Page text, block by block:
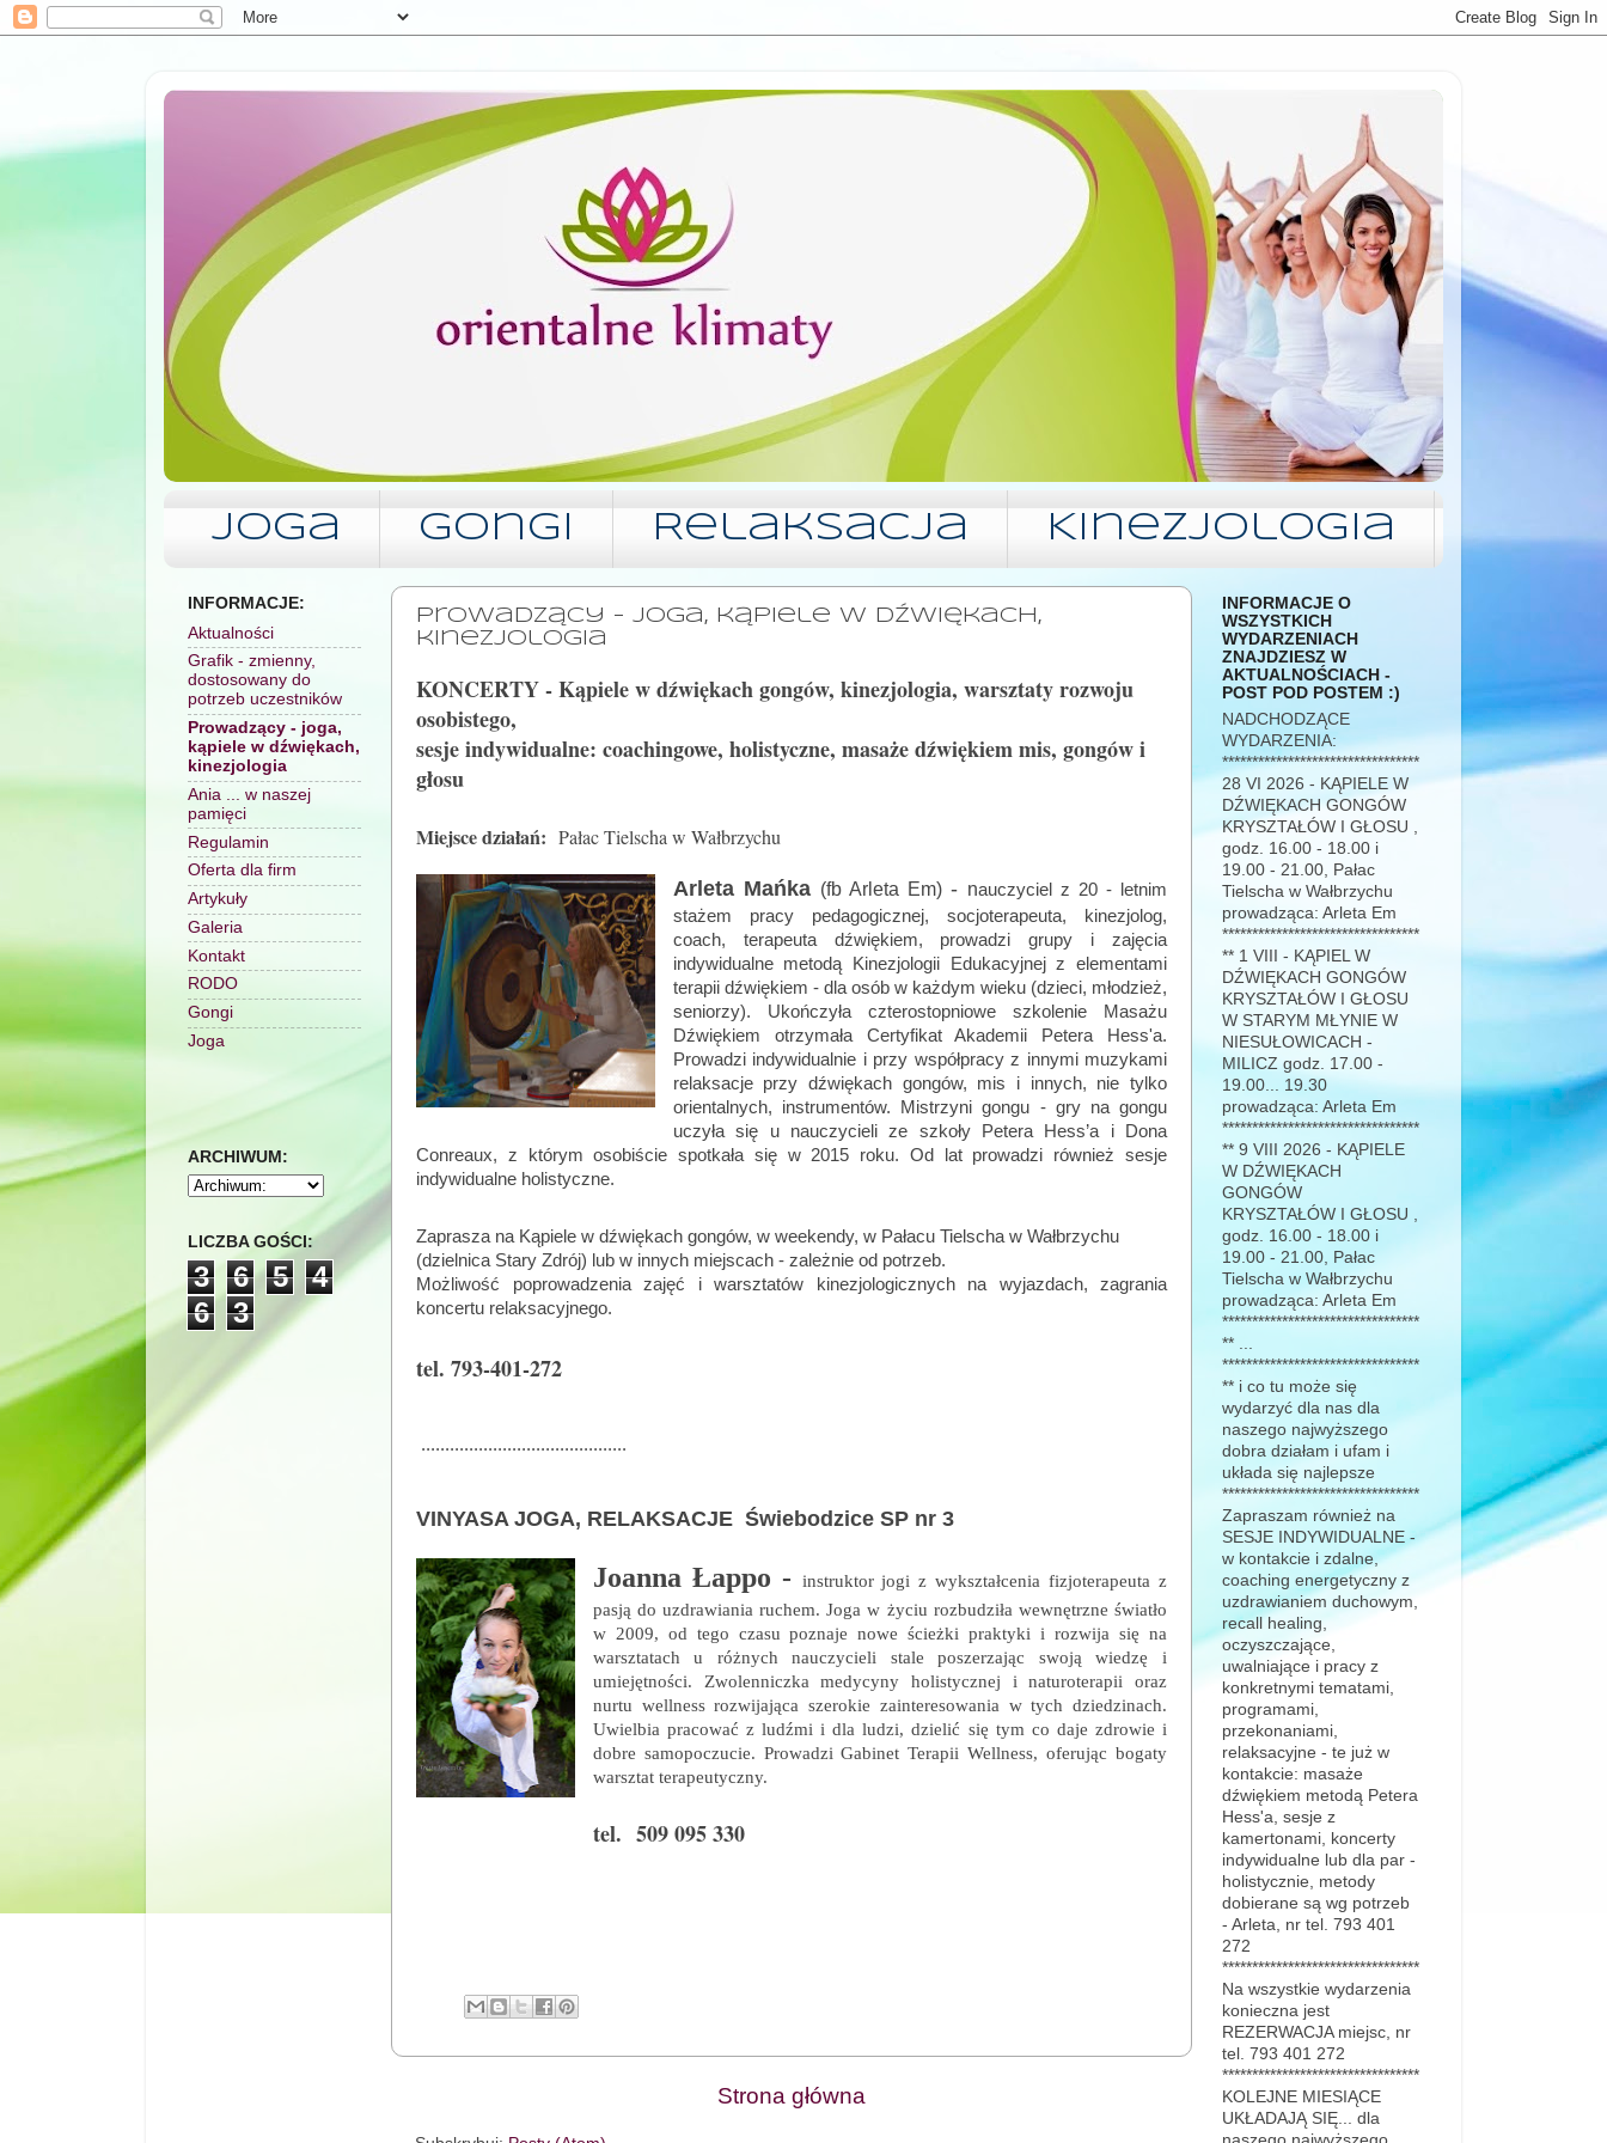
Joga Gongi Relaksacja Kinezjologia
Prowadzący - joga, kąpiele w dźwiękach,
kinezjologia
KONCERTY-Kąpiele w dźwiękach gongów, kinezjologia, warsztaty rozwoju
osobistego,
sesje indywidualne: coachingowe, holistyczne, masaże dźwiękiem mis, gongów i
głosu
Miejsce działań: Pałac Tielscha w Wałbrzychu
Arleta Mańka (fb Arleta Em) - nauczyciel z 20 - letnim
stażem pracy pedagogicznej, socjoterapeuta, kinezjolog,
coach, terapeuta dźwiękiem, prowadzi grupy i zajęcia
indywidualne metodą Kinezjologii Edukacyjnej z elementami
terapii dźwiękiem - dla osób w każdym wieku (dzieci, młodzież,
seniorzy). Ukończyła czterostopniowe szkolenie Masażu
Dźwiękiem otrzymała Certyfikat Akademii Petera Hess'a.
Prowadzi indywidualnie i przy współpracy z innymi muzykami
relaksacje przy dźwiękach gongów, mis i innych, nie tylko
orientalnych, instrumentów. Mistrzyni gongu - gry na gongu
uczyła się u nauczycieli ze szkoły Petera Hess’a i Dona
Conreaux, z którym osobiście spotkała się w 2015 roku. Od lat prowadzi również sesje
indywidualne holistyczne.
Zaprasza na Kąpiele w dźwiękach gongów, w weekendy, w Pałacu Tielscha w Wałbrzychu
(dzielnica Stary Zdrój) lub w innych miejscach - zależnie od potrzeb.
Możliwość poprowadzenia zajęć i warsztatów kinezjologicznych na wyjazdach, zagrania
koncertu relaksacyjnego.
tel. 793-401-272
...........................................
VINYASA JOGA, RELAKSACJE Świebodzice SP nr 3
Joanna Łappo -
instruktor jogi z wykształcenia fizjoterapeuta z
pasją do uzdrawiania ruchem. Joga w życiu rozbudziła wewnętrzne światło
w 2009, od tego czasu poznaje nowe ścieżki praktyki i rozwija się na
warsztatach u różnych nauczycieli stale poszerzając swoją wiedzę i
umiejętności. Zwolenniczka medycyny holistycznej i naturoterapii oraz
nurtu wellness rozwijająca szerokie zainteresowania w tych dziedzinach.
Uwielbia pracować z ludźmi i dla ludzi, dzielić się tym co daje zdrowie i
dobre samopoczucie. Prowadzi Gabinet Terapii Wellness, oferując bogaty
warsztat terapeutyczny.
tel. 509 095 330
Strona główna
INFORMACJE:
Aktualności
Grafik - zmienny,
dostosowany do
potrzeb uczestników
Prowadzący - joga,
kąpiele w dźwiękach,
kinezjologia
Ania ... w naszej
pamięci
Regulamin
Oferta dla firm
Artykuły
Galeria
Kontakt
RODO
Gongi
Joga
ARCHIWUM:
LICZBA GOŚCI:
3 6 5
4
6
3
INFORMACJE O
WSZYSTKICH
WYDARZENIACH
ZNAJDZIESZ W
AKTUALNOŚCIACH -
POST POD POSTEM :)
NADCHODZĄCE
WYDARZENIA:
*********************************
28 VI 2026 - KĄPIELE W
DŹWIĘKACH GONGÓW
KRYSZTAŁÓW I GŁOSU ,
godz. 16.00 - 18.00 i
19.00 - 21.00, Pałac
Tielscha w Wałbrzychu
prowadząca: Arleta Em
*********************************
** 1 VIII - KĄPIEL W
DŹWIĘKACH GONGÓW
KRYSZTAŁÓW I GŁOSU
W STARYM MŁYNIE W
NIESUŁOWICACH -
MILICZ godz. 17.00 -
19.00... 19.30
prowadząca: Arleta Em
*********************************
** 9 VIII 2026 - KĄPIELE
W DŹWIĘKACH
GONGÓW
KRYSZTAŁÓW I GŁOSU ,
godz. 16.00 - 18.00 i
19.00 - 21.00, Pałac
Tielscha w Wałbrzychu
prowadząca: Arleta Em
*********************************
** ...
*********************************
** i co tu może się
wydarzyć dla nas dla
naszego najwyższego
dobra działam i ufam i
układa się najlepsze
*********************************
Zapraszam również na
SESJE INDYWIDUALNE -
w kontakcie i zdalne,
coaching energetyczny z
uzdrawianiem duchowym,
recall healing,
oczyszczające,
uwalniające i pracy z
konkretnymi tematami,
programami,
przekonaniami,
relaksacyjne - te już w
kontakcie: masaże
dźwiękiem metodą Petera
Hess'a, sesje z
kamertonami, koncerty
indywidualne lub dla par -
holistycznie, metody
dobierane są wg potrzeb
- Arleta, nr tel. 793 401
272
*********************************
Na wszystkie wydarzenia
konieczna jest
REZERWACJA miejsc, nr
tel. 793 401 272
*********************************
KOLEJNE MIESIĄCE
UKŁADAJĄ SIĘ... dla